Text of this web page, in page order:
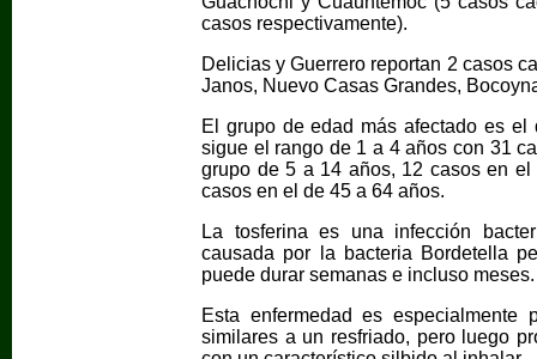
casos respectivamente).
Delicias y Guerrero reportan 2 casos
Janos, Nuevo Casas Grandes,
El grupo de edad más afectado es
sigue el rango de 1 a 4 años con 31
grupo de 5 a 14 años, 12 casos en
casos en el de 45 a 64 años.
La tosferina es una infección
causada por la bacteria Bordetella
puede durar semanas e incluso meses.
Esta enfermedad es
similares a un resfriado, pero luego